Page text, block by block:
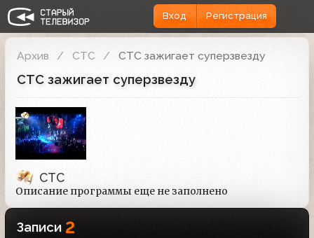
Вход Регистрация
Архив СТС СТС зажигает суперзвезду
СТС зажигает суперзвезду
СТС
Описание программы еще не заполнено
Записи 2